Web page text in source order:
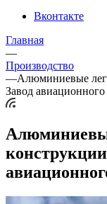
Вконтакте
Главная
—
Производство
—Алюминиевые
Завод